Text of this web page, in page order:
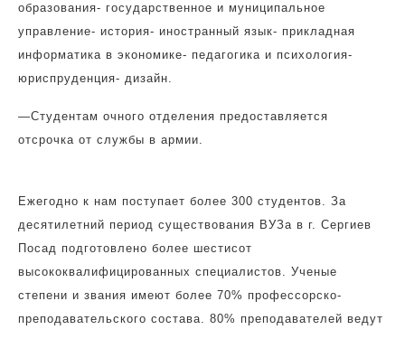
образования- государственное и муниципальное
управление- история- иностранный язык- прикладная
информатика в экономике- педагогика и психология-
юриспруденция- дизайн.
—Студентам очного отделения предоставляется
отсрочка от службы в армии.
Ежегодно к нам поступает более 300 студентов. За
десятилетний период существования ВУЗа в г. Сергиев
Посад подготовлено более шестисот
высококвалифицированных специалистов. Ученые
степени и звания имеют более 70% профессорско-
преподавательского состава. 80% преподавателей ведут